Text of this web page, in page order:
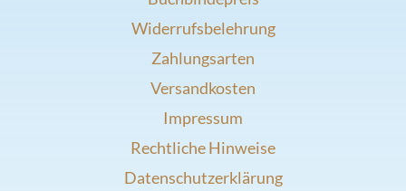
Widerrufsbelehrung
Zahlungsarten
Versandkosten
Impressum
Rechtliche Hinweise
Datenschutzerklärung